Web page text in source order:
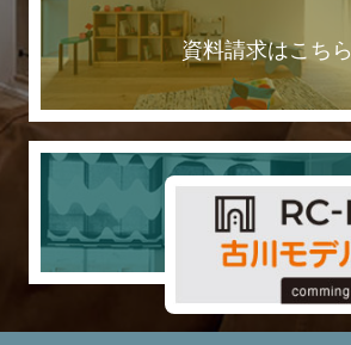
資料請求はこちら
７つの日本一